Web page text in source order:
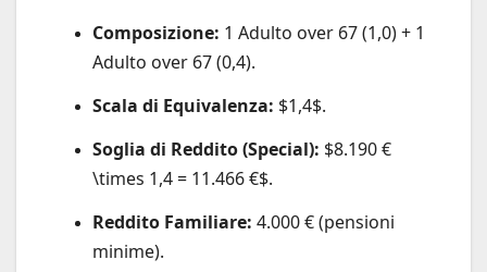
Composizione: 1 Adulto over 67 (1,0) + 1
Adulto over 67 (0,4).
Scala di Equivalenza: $1,4$.
Soglia di Reddito (Special): $8.190 €
\times 1,4 = 11.466 €$.
Reddito Familiare: 4.000 € (pensioni
minime).